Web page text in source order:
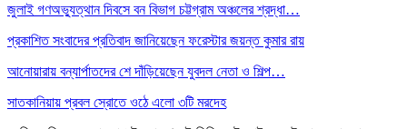
জুলাই গণঅভ্যুত্থান দিবসে বন বিভাগ চট্টগ্রাম অঞ্চলের শ্রদ্ধা…
প্রকাশিত সংবাদের প্রতিবাদ জানিয়েছেন ফরেস্টার জয়ন্ত কুমার রায়
আনোয়ারায় বন্যার্পাতদের শে দাঁড়িয়েছেন যুবদল নেতা ও শিল্প…
সাতকানিয়ায় প্রবল স্রোতে ওঠে এলো ৩টি মরদেহ